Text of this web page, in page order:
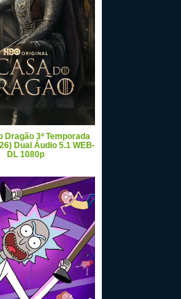
Dragão 3ª Temporada
Dual Áudio 5.1 WEB-
DL 1080p